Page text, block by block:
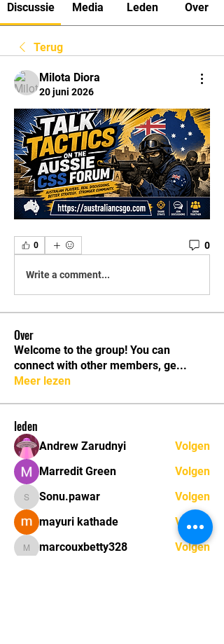
Discussie Media Leden Over
Terug
Milota Diora
20 juni 2026
0 0
Write a comment...
Over
Welcome to the group! You can
connect with other members, ge...
Meer lezen
leden
Andrew Zarudnyi
Volgen
Marredit Green
Volgen
Sonu.pawar
Sonu.pawar
Volgen
mayuri kathade
Volgen
marcouxbetty328
marcouxbetty328
Volgen